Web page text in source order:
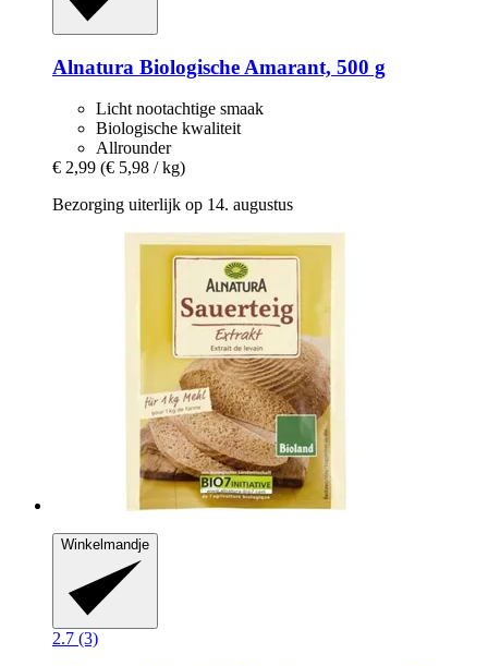
Alnatura Biologische Amarant, 500 g
Licht nootachtige smaak
Biologische kwaliteit
Allrounder
€ 2,99 (€ 5,98 / kg)
Bezorging uiterlijk op 14. augustus
Winkelmandje
2.7 (3)